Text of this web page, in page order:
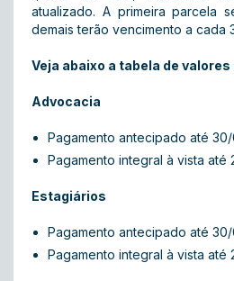
atualizado. A primeira parcela
demais terão vencimento a cada
Veja abaixo a tabela de
Advocacia
Pagamento antecipado até
Pagamento integral à vista até
Estagiários
Pagamento antecipado até 30/
Pagamento integral à vista até